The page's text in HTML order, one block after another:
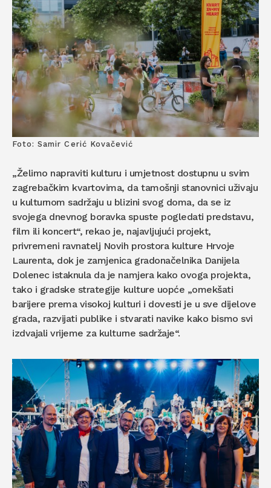
Foto: Samir Cerić Kovačević
„Želimo napraviti kulturu i umjetnost dostupnu u svim
zagrebačkim kvartovima, da tamošnji stanovnici uživaju
u kulturnom sadržaju u blizini svog doma, da se iz
svojega dnevnog boravka spuste pogledati predstavu,
film ili koncert“, rekao je, najavljujući projekt,
privremeni ravnatelj Novih prostora kulture Hrvoje
Laurenta, dok je zamjenica gradonačelnika Danijela
Dolenec istaknula da je namjera kako ovoga projekta,
tako i gradske strategije kulture uopće „omekšati
barijere prema visokoj kulturi i dovesti je u sve dijelove
grada, razvijati publike i stvarati navike kako bismo svi
izdvajali vrijeme za kulturne sadržaje“.